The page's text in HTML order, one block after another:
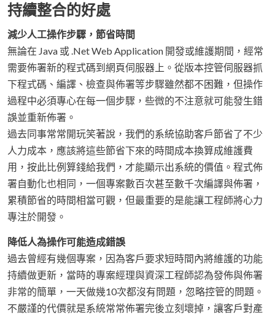
持續整合的好處
減少人工操作步驟，節省時間
無論在 Java 或 .Net Web Application 開發或維護期間，經常
需要佈署新的程式碼到網頁伺服器上。從版本控管伺服器抓
下程式碼、編譯、檢查與佈署等步驟雖然都不困難，但操作
過程中必須專心在每一個步驟，些微的不注意就可能發生錯
誤並重新佈署。
過去同事常常開玩笑著說，我們的系統協助客戶節省了不少
人力成本，應該將這些節省下來的時間成本換算成維護費
用，按此比例算錢給我們，才能顯示出系統的價值。程式佈
署自動化也相同，一個專案數百次甚至數千次編譯與佈署，
累積節省的時間相當可觀，但最重要的是能讓工程師將心力
專注於開發。
降低人為操作可能造成錯誤
過去曾經有幾個專案，因為客戶要求短時間內將維護的功能
持續做更新，當時的專案經理與資深工程師認為發佈與佈署
非常的簡單，一天做幾10次都沒有問題，忽略控管的問題。
不嚴謹的代價就是系統常常佈署完後立刻壞掉，讓客戶對產